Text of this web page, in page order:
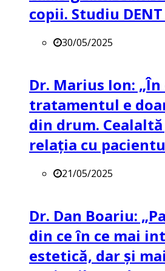
copii. Studiu DENT
30/05/2025
Dr. Marius Ion:
tratamentul e
din drum.
relația cu
21/05/2025
Dr. Dan Boariu:
din ce în ce mai
estetică, dar și